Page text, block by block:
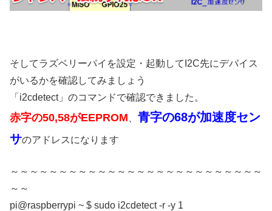
そしてラズベリーパイを設定・起動してI2C先にデバイス
がいるかを確認してみましょう
「i2cdetect」のコマンドで確認できました。
赤字の50,58がEEPROM
青字の68が加速度セン
サのアドレスになります
～～～～～～～～～～～～～～～～～～～～～～～～～～
～～
pi@raspberrypi ~ $ sudo i2cdetect -r -y 1